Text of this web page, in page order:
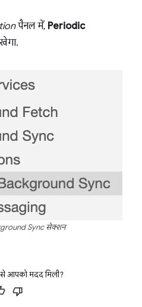
पैनल में, Periodic
Sync सेक्शन
आपको मदद मिली?